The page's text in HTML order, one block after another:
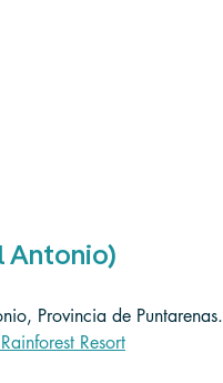
Antonio)
Provincia de Puntarenas.
Resort